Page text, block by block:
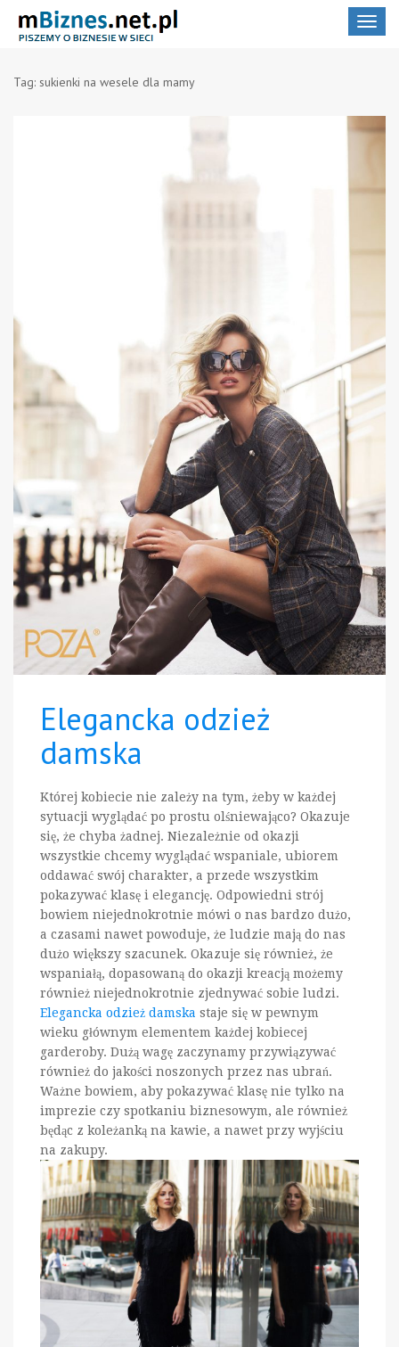
Toggle
Tag: sukienki na wesele dla mamy
Elegancka odzież
damska
Której kobiecie nie zależy na tym, żeby w każdej
sytuacji wyglądać po prostu olśniewająco? Okazuje
się, że chyba żadnej. Niezależnie od okazji
wszystkie chcemy wyglądać wspaniale, ubiorem
oddawać swój charakter, a przede wszystkim
pokazywać klasę i elegancję. Odpowiedni strój
bowiem niejednokrotnie mówi o nas bardzo dużo,
a czasami nawet powoduje, że ludzie mają do nas
dużo większy szacunek. Okazuje się również, że
wspaniałą, dopasowaną do okazji kreacją możemy
również niejednokrotnie zjednywać sobie ludzi.
Elegancka odzież damska staje się w pewnym
wieku głównym elementem każdej kobiecej
garderoby. Dużą wagę zaczynamy przywiązywać
również do jakości noszonych przez nas ubrań.
Ważne bowiem, aby pokazywać klasę nie tylko na
imprezie czy spotkaniu biznesowym, ale również
będąc z koleżanką na kawie, a nawet przy wyjściu
na zakupy.